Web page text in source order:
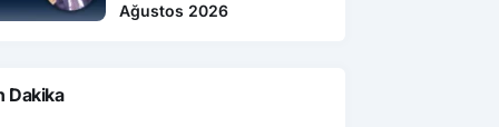
Ağustos 2026
Dakika